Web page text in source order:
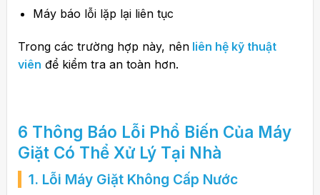
Máy báo lỗi lặp lại liên tục
Trong các trường hợp này, nênliên hệ kỹ thuật
viên để kiểm tra an toàn hơn.
6 Thông Báo Lỗi Phổ Biến Của Máy
GiặtCó Thể Xử Lý Tại Nhà
1. Lỗi Máy Giặt Không Cấp Nước